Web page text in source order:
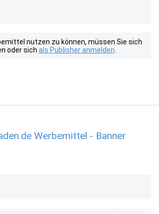
nutzen zu können, müssen Sie sich
oder sich als Publisher anmelden
Werbemittel - Banner